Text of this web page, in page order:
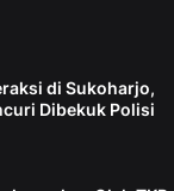
di Sukoharjo,
Dibekuk Polisi